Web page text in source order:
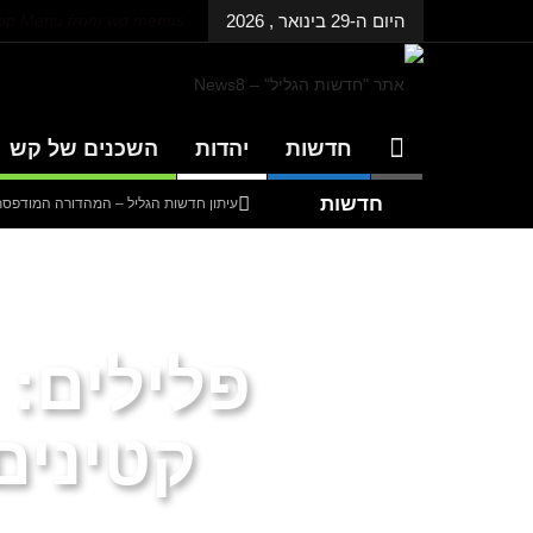
היום ה-29 בינואר , 2026
חדשות יהדות השכנים של קש
חדשות עיתון חדשות הגליל – המהדורה המודפסת |